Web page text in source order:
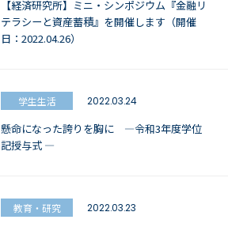
【経済研究所】ミニ・シンポジウム『金融リ
テラシーと資産蓄積』を開催します（開催
日：2022.04.26）
学生生活 2022.03.24
懸命になった誇りを胸に —令和3年度学位
記授与式 —
教育・研究 2022.03.23